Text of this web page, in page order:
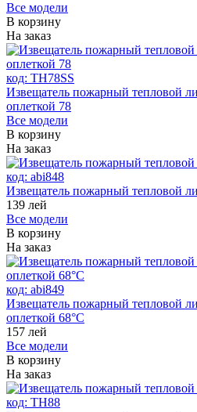
Все модели
В корзину
На заказ
код: ТH78SS
Извещатель пожарный тепловой
оплеткой 78
Все модели
В корзину
На заказ
код: abi848
Извещатель пожарный тепловой
139 лей
Все модели
В корзину
На заказ
код: abi849
Извещатель пожарный тепловой
оплеткой 68°С
157 лей
Все модели
В корзину
На заказ
код: ТH88